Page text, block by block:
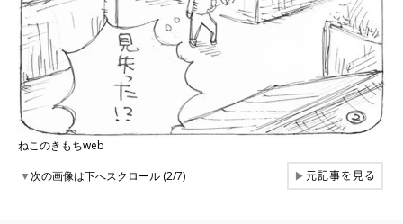
ねこのきもちweb
▼次の画像は下へスクロール (2/7) ▶元記事を見る